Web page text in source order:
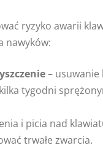
ryzyko awarii
nawyków:
– usuwanie
tygodni
i picia nad
trwałe zwarcia.